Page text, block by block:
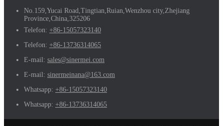
No.159,Yucai Road,Tingtian,Ruian,Wenzhou city,Zhejiang
Province,China,325206
Telefon: +86-15057323140
Telefon: +86-13736314065
E-mail: sales@sinermei.com
E-mail: sinermeinana@163.com
Whatsapp: +86-15057323140
Whatsapp: +86-13736314065